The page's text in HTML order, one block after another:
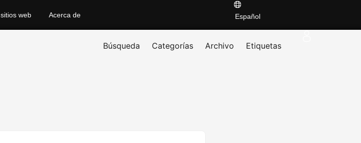
Español
sitios web Acerca de
Búsqueda Categorías Archivo Etiquetas